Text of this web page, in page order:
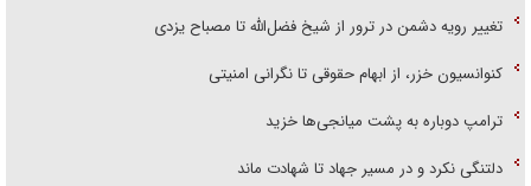
تغییر رویه دشمن در ترور از شیخ فضل‌الله تا مصباح یزدی
کنوانسیون خزر، از ابهام حقوقی تا نگرانی امنیتی
ترامپ دوباره به پشت میانجی‌ها خزید
دلتنگی نکرد و در مسیر جهاد تا شهادت ماند